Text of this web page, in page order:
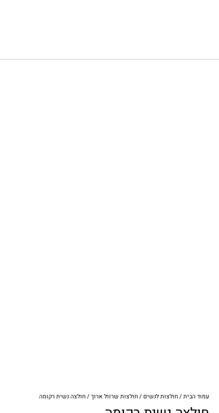
עמוד הבית/חולצות לנשים /חולצות שרוול ארוך/ חולצה נשית רקומה